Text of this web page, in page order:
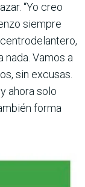
“Yo creo
siempre
nada. Vamos a
sin excusas.
ahora solo
forma